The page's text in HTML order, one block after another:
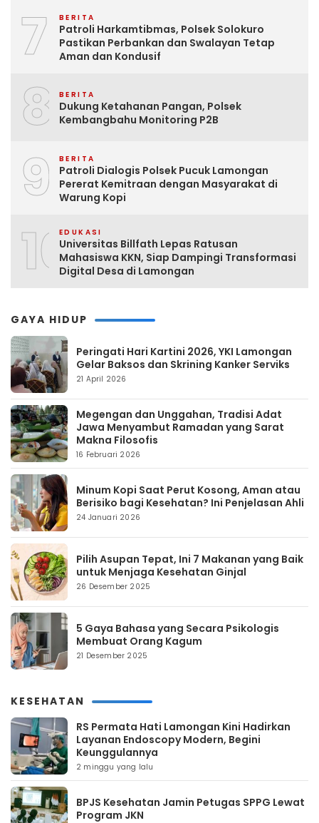
7 BERITA
Patroli Harkamtibmas, Polsek Solokuro
Pastikan Perbankan dan Swalayan Tetap
Aman dan Kondusif
8 BERITA
Dukung Ketahanan Pangan, Polsek
Kembangbahu Monitoring P2B
9 BERITA
Patroli Dialogis Polsek Pucuk Lamongan
Pererat Kemitraan dengan Masyarakat di
Warung Kopi
10EDUKASI
Universitas Billfath Lepas Ratusan
Mahasiswa KKN, Siap Dampingi Transformasi
Digital Desa di Lamongan
GAYA HIDUP
Peringati Hari Kartini 2026, YKI Lamongan
Gelar Baksos dan Skrining Kanker Serviks
21 April 2026
Megengan dan Unggahan, Tradisi Adat
Jawa Menyambut Ramadan yang Sarat
Makna Filosofis
16 Februari 2026
Minum Kopi Saat Perut Kosong, Aman atau
Berisiko bagi Kesehatan? Ini Penjelasan Ahli
24 Januari 2026
Pilih Asupan Tepat, Ini 7 Makanan yang Baik
untuk Menjaga Kesehatan Ginjal
26 Desember 2025
5 Gaya Bahasa yang Secara Psikologis
Membuat Orang Kagum
21 Desember 2025
KESEHATAN
RS Permata Hati Lamongan Kini Hadirkan
Layanan Endoscopy Modern, Begini
Keunggulannya
2 minggu yang lalu
BPJS Kesehatan Jamin Petugas SPPG Lewat
Program JKN